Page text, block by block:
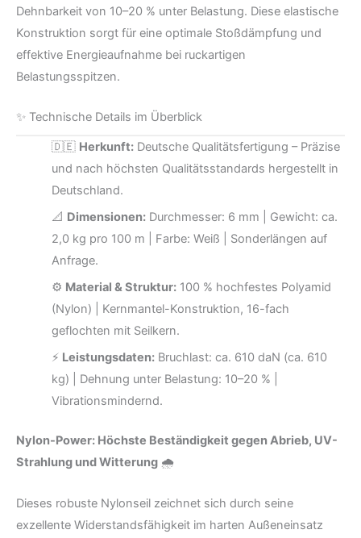
Dehnbarkeit von 10–20 % unter Belastung. Diese elastische
Konstruktion sorgt für eine optimale Stoßdämpfung und
effektive Energieaufnahme bei ruckartigen
Belastungsspitzen.
✨ Technische Details im Überblick
🇩🇪 Herkunft:Deutsche Qualitätsfertigung – Präzise
und nach höchsten Qualitätsstandards hergestellt in
Deutschland.
📐 Dimensionen:Durchmesser: 6 mm | Gewicht: ca.
2,0 kg pro 100 m | Farbe: Weiß | Sonderlängen auf
Anfrage.
⚙️ Material & Struktur:100 % hochfestes Polyamid
(Nylon) | Kernmantel-Konstruktion, 16-fach
geflochten mit Seilkern.
⚡ Leistungsdaten:Bruchlast: ca. 610 daN (ca. 610
kg) | Dehnung unter Belastung: 10–20 % |
Vibrationsmindernd.
Nylon-Power: Höchste Beständigkeit gegen Abrieb, UV-
Strahlung und Witterung 🌧️
Dieses robuste Nylonseil zeichnet sich durch seine
exzellente Widerstandsfähigkeit im harten Außeneinsatz